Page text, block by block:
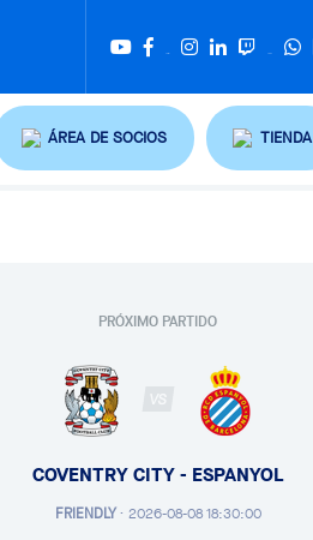
ÁREA DE SOCIOS TIENDA
PRÓXIMO PARTIDO
VS
COVENTRY CITY - ESPANYOL
FRIENDLY· 2026-08-08 18:30:00